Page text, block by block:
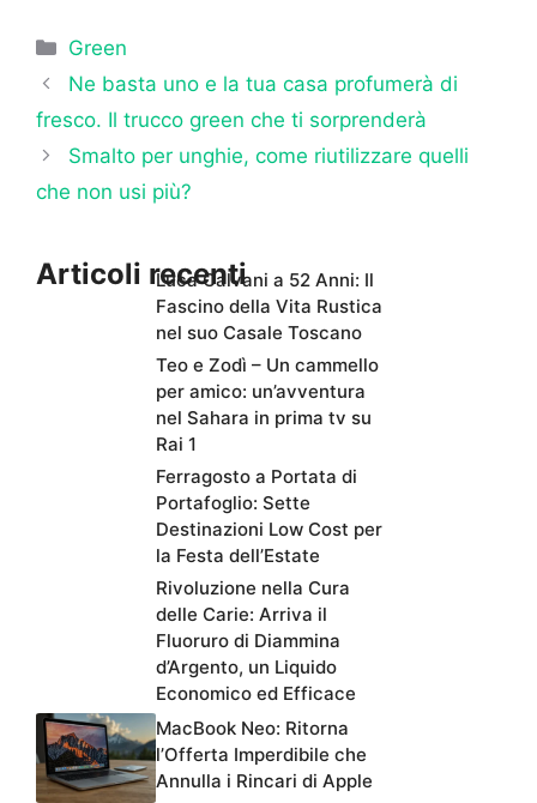
Categorie
Green
Ne basta uno e la tua casa profumerà di
fresco. Il trucco green che ti sorprenderà
Smalto per unghie, come riutilizzare quelli
che non usi più?
Articoli recentiLuca Calvani a 52 Anni: Il
Fascino della Vita Rustica
nel suo Casale Toscano
Teo e Zodì – Un cammello
per amico: un’avventura
nel Sahara in prima tv su
Rai 1
Ferragosto a Portata di
Portafoglio: Sette
Destinazioni Low Cost per
la Festa dell’Estate
Rivoluzione nella Cura
delle Carie: Arriva il
Fluoruro di Diammina
d’Argento, un Liquido
Economico ed Efficace
MacBook Neo: Ritorna
l’Offerta Imperdibile che
Annulla i Rincari di Apple